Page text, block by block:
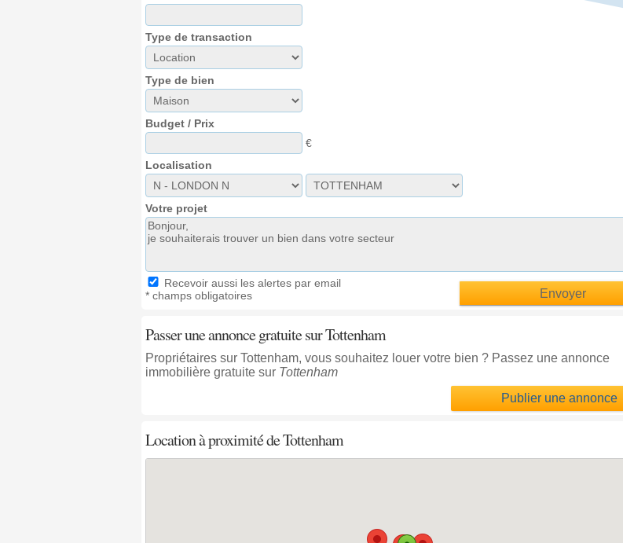
Type de transaction
Type de bien
Budget / Prix
€
Localisation
Votre projet
Recevoir aussi les alertes par email
* champs obligatoires
Passer une annonce gratuite sur Tottenham
Propriétaires sur Tottenham, vous souhaitez louer votre bien ? Passez une annonce
immobilière gratuite sur Tottenham
Publier une annonce
Location à proximitéde Tottenham